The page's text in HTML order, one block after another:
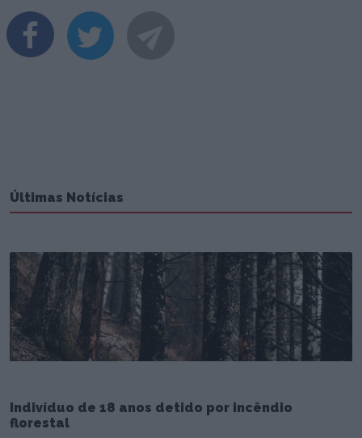
Últimas Notícias
Indivíduo de 18 anos detido por incêndio
florestal